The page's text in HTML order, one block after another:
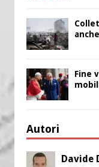
Fine
Autori
Davide